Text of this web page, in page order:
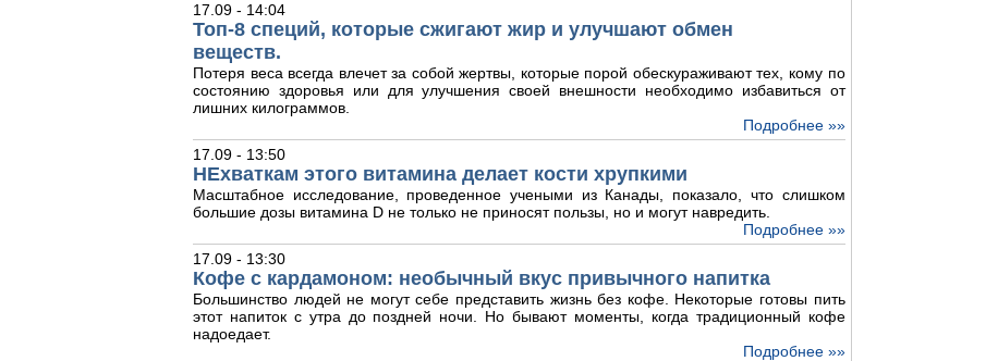
17.09 - 14:04
Топ-8 специй, которые сжигают жир и улучшают обмен
веществ.
Потеря веса всегда влечет за собой жертвы, которые порой обескураживают тех, кому по
состоянию здоровья или для улучшения своей внешности необходимо избавиться от
лишних килограммов.
Подробнее »»
17.09 - 13:50
НЕхваткам этого витамина делает кости хрупкими
Масштабное исследование, проведенное учеными из Канады, показало, что слишком
большие дозы витамина D не только не приносят пользы, но и могут навредить.
Подробнее »»
17.09 - 13:30
Кофе с кардамоном: необычный вкус привычного напитка
Большинство людей не могут себе представить жизнь без кофе. Некоторые готовы пить
этот напиток с утра до поздней ночи. Но бывают моменты, когда традиционный кофе
надоедает.
Подробнее »»